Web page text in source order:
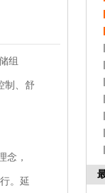
组
制、舒
念，
。延